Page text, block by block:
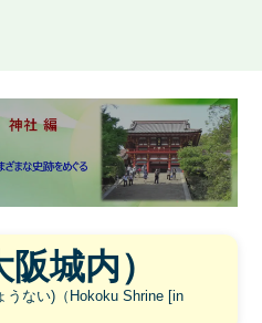
城内）
うない)（Hokoku Shrine [in